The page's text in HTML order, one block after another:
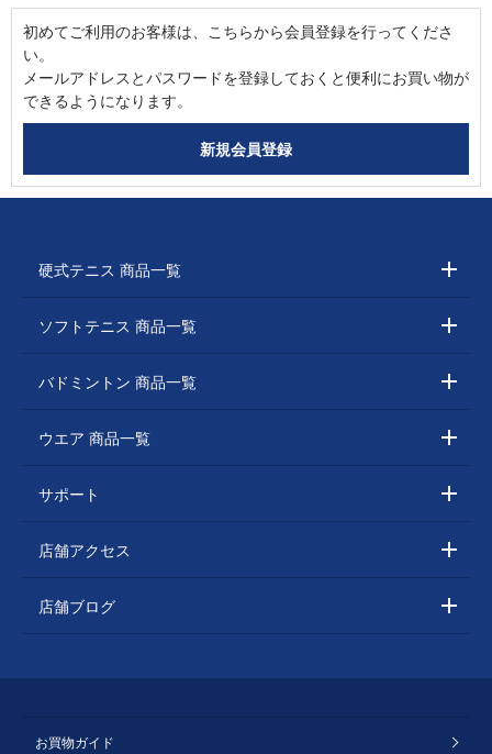
初めてご利用のお客様は、こちらから会員登録を行ってくださ
い。
メールアドレスとパスワードを登録しておくと便利にお買い物が
できるようになります。
硬式テニス 商品一覧
ソフトテニス 商品一覧
バドミントン 商品一覧
ウエア 商品一覧
サポート
店舗アクセス
店舗ブログ
お買物ガイド